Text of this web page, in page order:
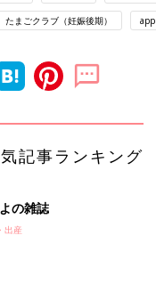
たまごクラブ（妊娠後期） app
記事ランキング
の雑誌
出産